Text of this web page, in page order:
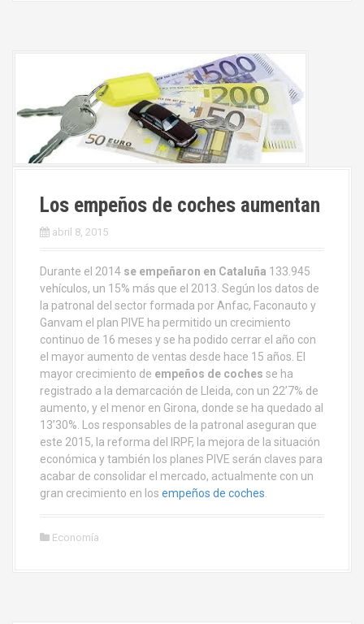
Los empeños de coches aumentan
abril 8, 2015
Durante el 2014 se empeñaron en Cataluña 133.945
vehículos, un 15% más que el 2013. Según los datos de
la patronal del sector formada por Anfac, Faconauto y
Ganvam el plan PIVE ha permitido un crecimiento
continuo de 16 meses y se ha podido cerrar el año con
el mayor aumento de ventas desde hace 15 años. El
mayor crecimiento de empeños de coches se ha
registrado a la demarcación de Lleida, con un 22’7% de
aumento, y el menor en Girona, donde se ha quedado al
13’30%. Los responsables de la patronal aseguran que
este 2015, la reforma del IRPF, la mejora de la situación
económica y también los planes PIVE serán claves para
acabar de consolidar el mercado, actualmente con un
gran crecimiento en los empeños de coches
Economía